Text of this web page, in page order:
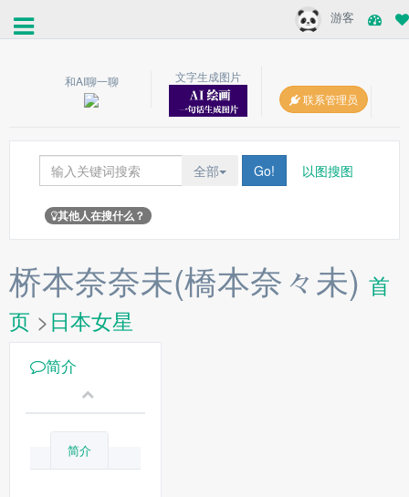
游客
和AI聊一聊
文字生成图片
联系管理员
全部 Go! 以图搜图
其他人在搜什么？
桥本奈奈未(橋本奈々未) 首
页 >日本女星
简介
简介